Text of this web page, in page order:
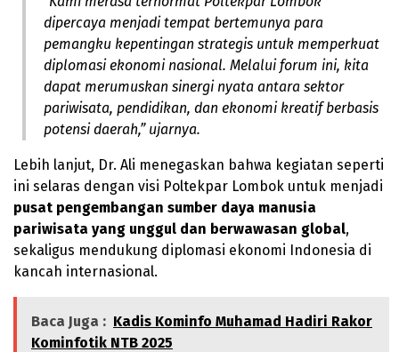
dipercaya menjadi tempat bertemunya para
pemangku kepentingan strategis untuk memperkuat
diplomasi ekonomi nasional. Melalui forum ini, kita
dapat merumuskan sinergi nyata antara sektor
pariwisata, pendidikan, dan ekonomi kreatif berbasis
potensi daerah,” ujarnya.
Lebih lanjut, Dr. Ali menegaskan bahwa kegiatan seperti
ini selaras dengan visi Poltekpar Lombok untuk menjadi
pusat pengembangan sumber daya manusia
pariwisata yang unggul dan berwawasan global,
sekaligus mendukung diplomasi ekonomi Indonesia di
kancah internasional.
Baca Juga : Kadis Kominfo Muhamad Hadiri Rakor
Kominfotik NTB 2025